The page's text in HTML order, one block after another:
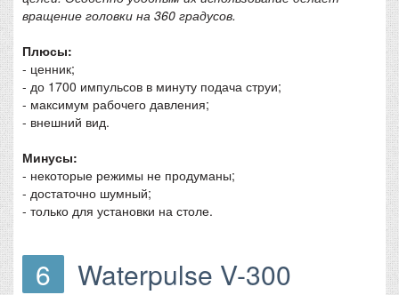
вращение головки на 360 градусов.
Плюсы:
- ценник;
- до 1700 импульсов в минуту подача струи;
- максимум рабочего давления;
- внешний вид.
Минусы:
- некоторые режимы не продуманы;
- достаточно шумный;
- только для установки на столе.
6 Waterpulse V-300